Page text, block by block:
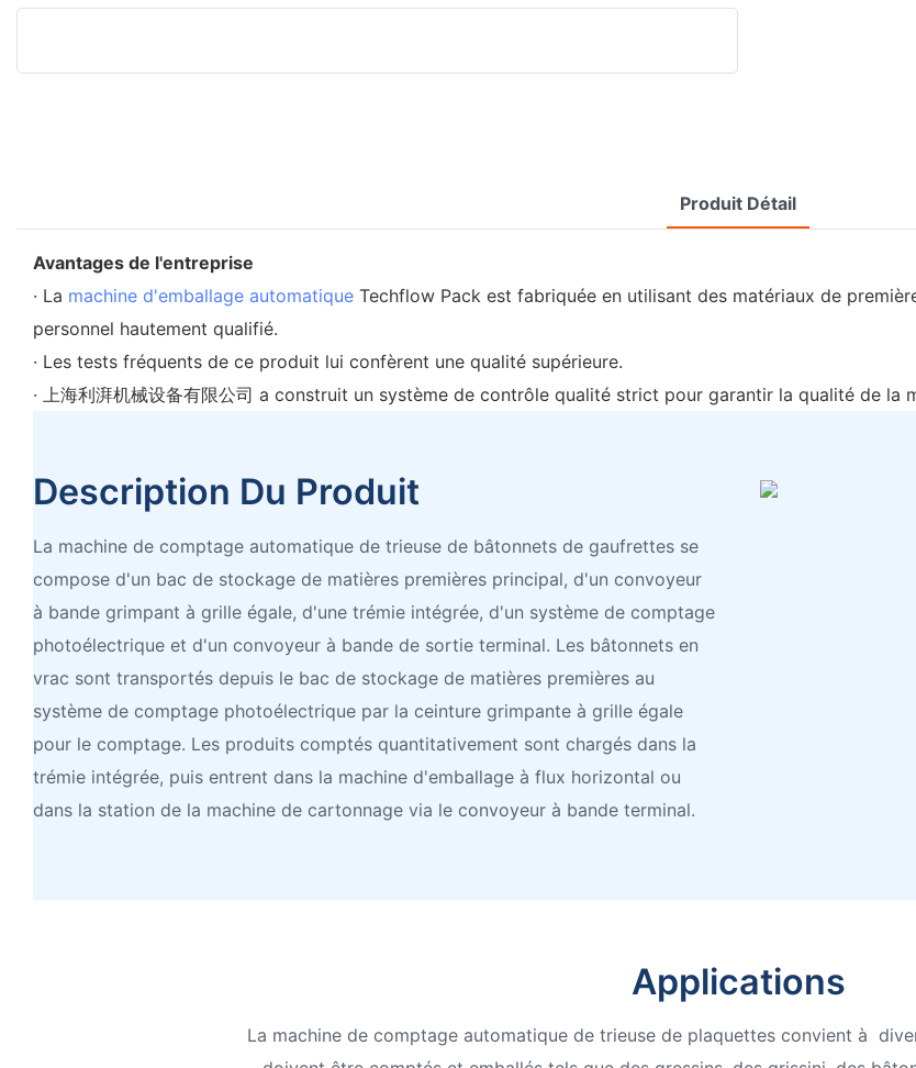
Produit Détail
Avantages de l'entreprise
· La machine d'emballage automatique Techflow Pack est fabriquée en utilisant des matériaux de
personnel hautement qualifié.
· Les tests fréquents de ce produit lui confèrent une qualité supérieure.
· 上海利湃机械设备有限公司 a construit un système de contrôle qualité strict pour garantir la qualité de la
Description Du Produit
La machine de comptage automatique de trieuse de bâtonnets de gaufrettes se
compose d'un bac de stockage de matières premières principal, d'un convoyeur
à bande grimpant à grille égale, d'une trémie intégrée, d'un système de comptage
photoélectrique et d'un convoyeur à bande de sortie terminal. Les bâtonnets en
vrac sont transportés depuis le bac de stockage de matières premières au
système de comptage photoélectrique par la ceinture grimpante à grille égale
pour le comptage. Les produits comptés quantitativement sont chargés dans la
trémie intégrée, puis entrent dans la machine d'emballage à flux horizontal ou
dans la station de la machine de cartonnage via le convoyeur à bande terminal.
Applications
La machine de comptage automatique de trieuse de plaquettes convient à